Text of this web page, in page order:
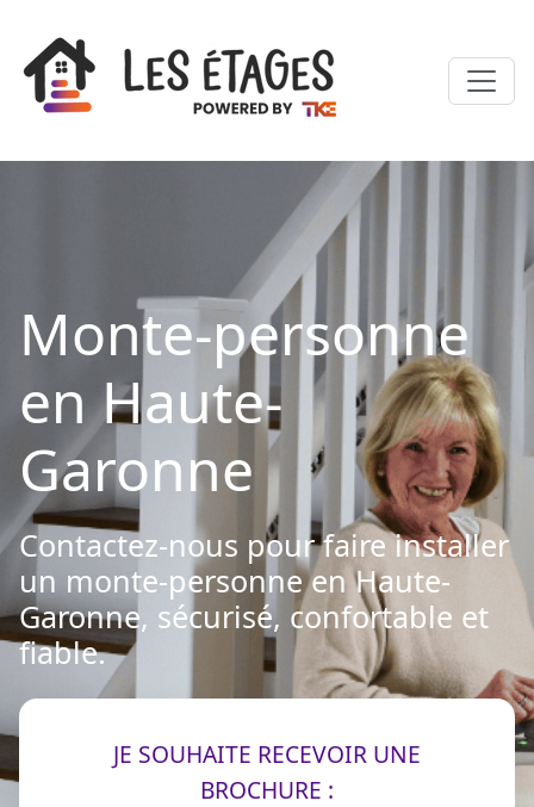
Monte-personne
en Haute-
Garonne
Contactez-nous pour faire installer
un monte-personne en Haute-
Garonne, sécurisé, confortable et
fiable.
JE SOUHAITE RECEVOIR UNE
BROCHURE :